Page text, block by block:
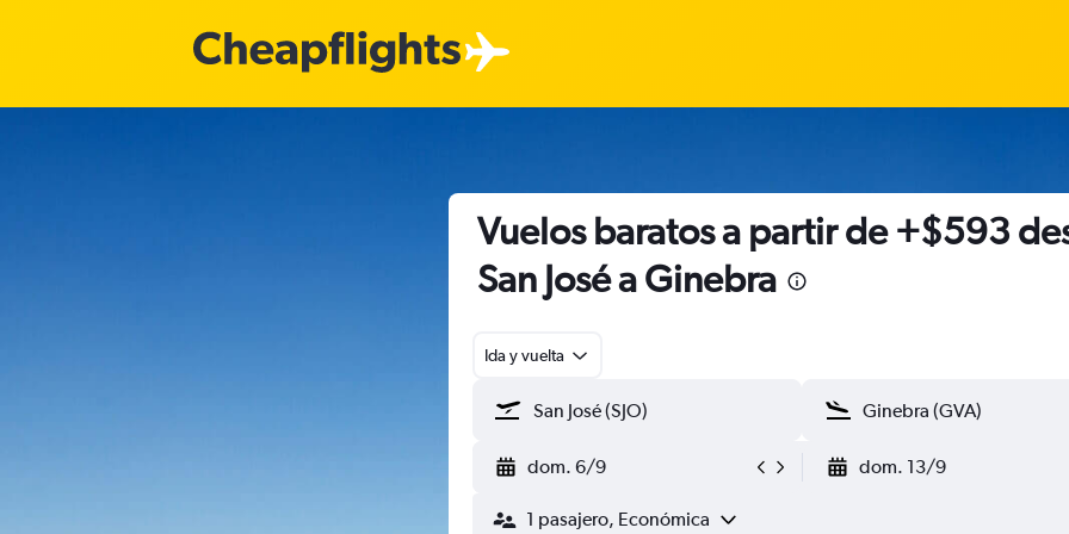
Vuelos baratos a partir de +$593
San José a Ginebra
Ida y vuelta
dom. 6/9 dom. 13/9
1 pasajero, Económica